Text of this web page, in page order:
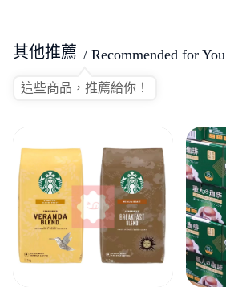
其他推薦 / Recommended for You
這些商品，推薦給你！